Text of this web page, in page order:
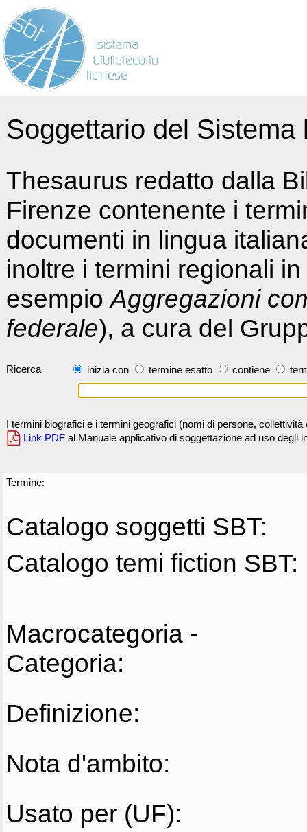
Soggettario del
Thesaurus redatto dalla
Firenze contenente i
documenti in lingua
inoltre i termini regionali
esempioAggregazioni
federale), a cura del
Ricerca inizia con termine esatto contiene
I termini biografici e i termini geografici (nomi di persone,
Link PDF al Manuale applicativo di soggettazione ad uso degli
Termine:
Catalogo soggetti SBT:
Catalogo temi fiction SBT:
Macrocategoria -
Categoria:
Definizione:
Nota d'ambito:
Usato per (UF):